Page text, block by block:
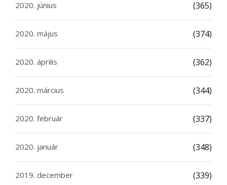
2020. június (365)
2020. május (374)
2020. április (362)
2020. március (344)
2020. február (337)
2020. január (348)
2019. december (339)